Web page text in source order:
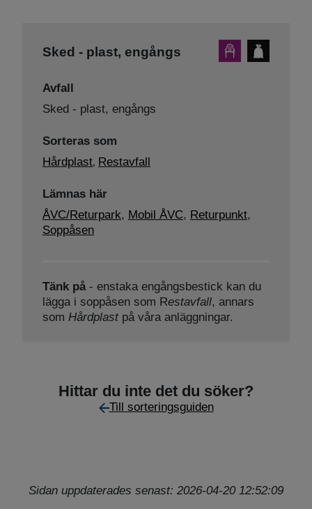
Sked - plast, engångs
Avfall
Sked - plast, engångs
Sorteras som
Hårdplast, Restavfall
Lämnas här
ÅVC/Returpark, Mobil ÅVC, Returpunkt,
Soppåsen
Tänk på- enstaka engångsbestick kan du
lägga i soppåsen som Restavfall, annars
som Hårdplast på våra anläggningar.
Hittar du inte det du söker?
Till sorteringsguiden
Sidan uppdaterades senast: 2026-04-20 12:52:09